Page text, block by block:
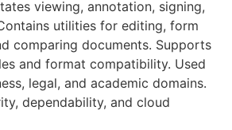
viewing, annotation, signing,
utilities for editing, form
comparing documents. Supports
and format compatibility. Used
legal, and academic domains.
dependability, and cloud